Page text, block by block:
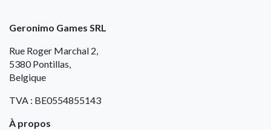
Geronimo Games SRL
Rue Roger Marchal 2,
5380 Pontillas,
Belgique
TVA : BE0554855143
À propos